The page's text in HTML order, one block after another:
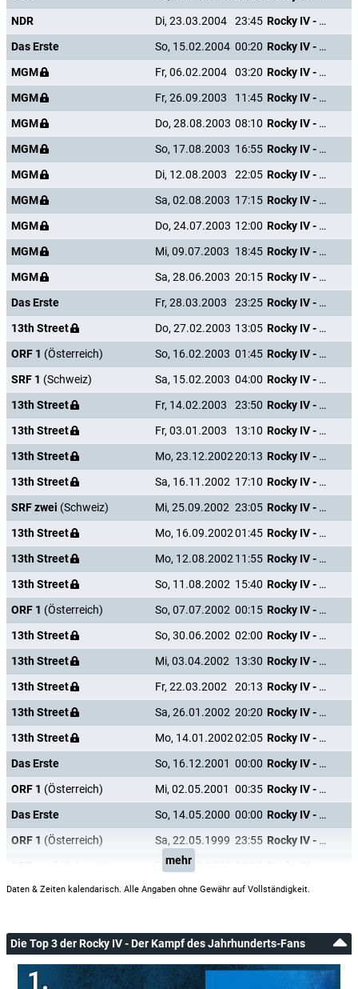
NDR
Di, 23.03.2004 23:45
Rocky IV - Der Kampf des Jahrhunderts
Das Erste
So, 15.02.2004 00:20
Rocky IV - Der Kampf des Jahrhunderts
MGM
Fr, 06.02.2004 03:20
Rocky IV - Der Kampf des Jahrhunderts
MGM
Fr, 26.09.2003 11:45
Rocky IV - Der Kampf des Jahrhunderts
MGM
Do, 28.08.2003 08:10
Rocky IV - Der Kampf des Jahrhunderts
MGM
So, 17.08.2003 16:55
Rocky IV - Der Kampf des Jahrhunderts
MGM
Di, 12.08.2003 22:05
Rocky IV - Der Kampf des Jahrhunderts
MGM
Sa, 02.08.2003 17:15
Rocky IV - Der Kampf des Jahrhunderts
MGM
Do, 24.07.2003 12:00
Rocky IV - Der Kampf des Jahrhunderts
MGM
Mi, 09.07.2003 18:45
Rocky IV - Der Kampf des Jahrhunderts
MGM
Sa, 28.06.2003 20:15
Rocky IV - Der Kampf des Jahrhunderts
Das Erste
Fr, 28.03.2003 23:25
Rocky IV - Der Kampf des Jahrhunderts
13th Street
Do, 27.02.2003 13:05
Rocky IV - Der Kampf des Jahrhunderts
ORF 1 (Österreich) So, 16.02.2003 01:45
Rocky IV - Der Kampf des Jahrhunderts
SRF 1 (Schweiz) Sa, 15.02.2003 04:00
Rocky IV - Der Kampf des Jahrhunderts
13th Street
Fr, 14.02.2003 23:50
Rocky IV - Der Kampf des Jahrhunderts
13th Street
Fr, 03.01.2003 13:10
Rocky IV - Der Kampf des Jahrhunderts
13th Street
Mo, 23.12.200220:13
Rocky IV - Der Kampf des Jahrhunderts
13th Street
Sa, 16.11.2002 17:10
Rocky IV - Der Kampf des Jahrhunderts
SRF zwei (Schweiz) Mi, 25.09.2002 23:05
Rocky IV - Der Kampf des Jahrhunderts
13th Street
Mo, 16.09.200201:45
Rocky IV - Der Kampf des Jahrhunderts
13th Street
Mo, 12.08.200211:55
Rocky IV - Der Kampf des Jahrhunderts
13th Street
So, 11.08.2002 15:40
Rocky IV - Der Kampf des Jahrhunderts
ORF 1 (Österreich) So, 07.07.2002 00:15
Rocky IV - Der Kampf des Jahrhunderts
13th Street
So, 30.06.2002 02:00
Rocky IV - Der Kampf des Jahrhunderts
13th Street
Mi, 03.04.2002 13:30
Rocky IV - Der Kampf des Jahrhunderts
13th Street
Fr, 22.03.2002 20:13
Rocky IV - Der Kampf des Jahrhunderts
13th Street
Sa, 26.01.2002 20:20
Rocky IV - Der Kampf des Jahrhunderts
13th Street
Mo, 14.01.200202:05
Rocky IV - Der Kampf des Jahrhunderts
Das Erste
So, 16.12.2001 00:00
Rocky IV - Der Kampf des Jahrhunderts
ORF 1 (Österreich) Mi, 02.05.2001 00:35
Rocky IV - Der Kampf des Jahrhunderts
Das Erste
So, 14.05.2000 00:00
Rocky IV - Der Kampf des Jahrhunderts
ORF 1 (Österreich) Sa, 22.05.1999 23:55
Rocky IV - Der Kampf des Jahrhunderts
Do, 02.07.1998
mehr
Daten & Zeiten kalendarisch. Alle Angaben ohne Gewähr auf Vollständigkeit.
Die Top 3 der Rocky IV - Der Kampf des Jahrhunderts-Fans